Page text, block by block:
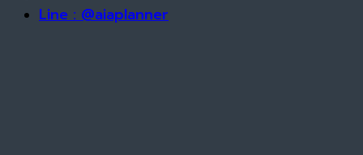
Line : @aiaplanner